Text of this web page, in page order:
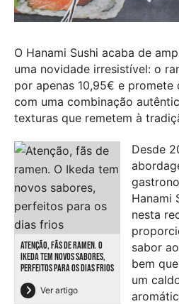
O Hanami Sushi acaba de
uma novidade irresistível: o
por apenas 10,95€ e
com uma combinação
texturas que remetem à
ATENÇÃO, FÃS DE RAMEN. O
IKEDA TEM NOVOS SABORES,
PERFEITOS PARA OS DIAS FRIOS
Ver artigo
Desde
Hanami
nesta
sabor
bem
um